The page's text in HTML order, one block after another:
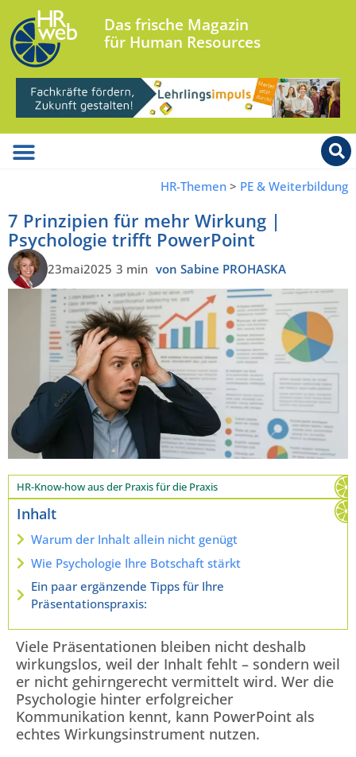
Das frische Magazin
für Human Resources
HR-Themen > PE & Weiterbildung
7 Prinzipien für mehr Wirkung |
Psychologie trifft PowerPoint
23mai2025 3 min von Sabine PROHASKA
HR-Know-how aus der Praxis für die Praxis
Inhalt
Warum der Inhalt allein nicht genügt
Wie Psychologie Ihre Botschaft stärkt
Ein paar ergänzende Tipps für Ihre
Präsentationspraxis:
Viele Präsentationen bleiben nicht deshalb
wirkungslos, weil der Inhalt fehlt – sondern weil
er nicht gehirngerecht vermittelt wird. Wer die
Psychologie hinter erfolgreicher
Kommunikation kennt, kann PowerPoint als
echtes Wirkungsinstrument nutzen.